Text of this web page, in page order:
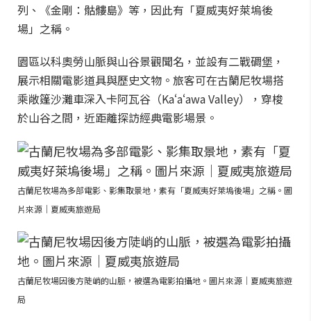
列、《金剛：骷髏島》等，因此有「夏威夷好萊塢後
場」之稱。
園區以科奧勞山脈與山谷景觀聞名，並設有二戰碉堡，
展示相關電影道具與歷史文物。旅客可在古蘭尼牧場搭
乘敞篷沙灘車深入卡阿瓦谷（Kaʻaʻawa Valley），穿梭
於山谷之間，近距離探訪經典電影場景。
古蘭尼牧場為多部電影、影集取景地，素有「夏威夷好萊塢後場」之稱。圖
片來源｜夏威夷旅遊局
古蘭尼牧場因後方陡峭的山脈，被選為電影拍攝地。圖片來源｜夏威夷旅遊
局